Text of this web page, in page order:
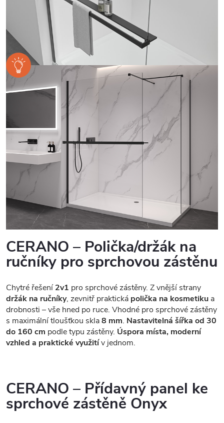
CERANO – Polička/držák na
ručníky pro sprchovou zástěnu
Chytré řešení2v1 pro sprchové zástěny. Z vnější strany
držák na ručníky, zevnitř praktická polička na kosmetiku a
drobnosti – vše hned po ruce. Vhodné pro sprchové zástěny
s maximální tloušťkou skla8 mm. Nastavitelná šířka od 30
do 160 cm podle typu zástěny. Úspora místa, moderní
vzhled a praktické využitív jednom.
CERANO – Přídavný panel ke
sprchové zástěně Onyx